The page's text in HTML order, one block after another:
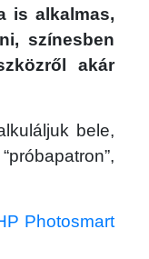
is alkalmas,
színesben
akár
bele,
Photosmart